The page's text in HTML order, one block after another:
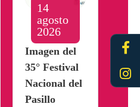
f
14
agosto
2026
Imagen del
35° Festival
Nacional del
Pasillo